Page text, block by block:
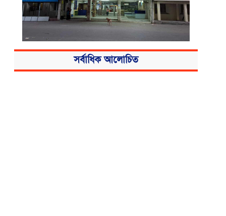
বিএসএমএমইউয়ের নতুন নাম বাংলাদেশ
মেডিকেল বিশ্ববিদ্যালয়সর্বাধিক আলোচিত